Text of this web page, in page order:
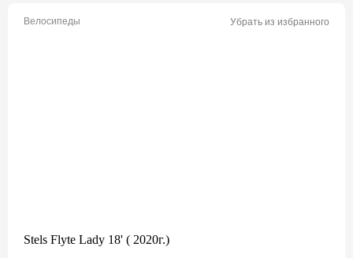
Велосипеды Убрать из избранного
Stels Flyte Lady 18' ( 2020г.)